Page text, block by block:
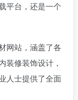
平台，还是一个
网站，涵盖了各
装修装饰设计，
人士提供了全面